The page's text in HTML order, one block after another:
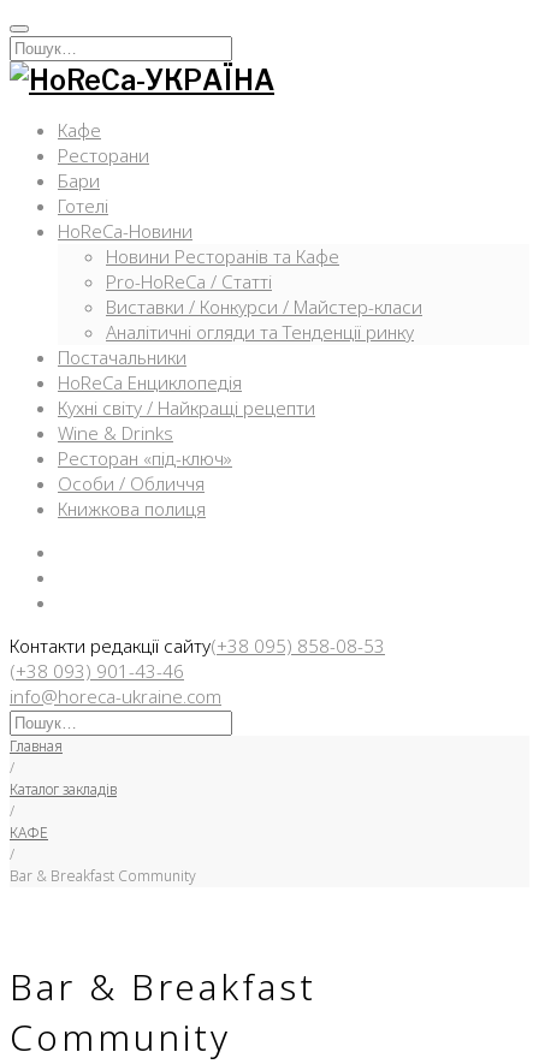
Перейти
к
содержимому
Искать:
Кафе
Ресторани
Бари
Готелі
HoReCa-Новини
Новини Ресторанів та Кафе
Pro-HoReCa / Статті
Виставки / Конкурси / Майстер-класи
Аналітичні огляди та Тенденції ринку
Постачальники
HoReCa Енциклопедія
Кухні світу / Найкращі рецепти
Wine & Drinks
Ресторан «під-ключ»
Особи / Обличчя
Книжкова полиця
Контакти редакції сайту(+38 095) 858-08-53
(+38 093) 901-43-46
info@horeca-ukraine.com
Искать:
Главная
/
Каталог закладів
/
КАФЕ
/
Bar & Breakfast Community
Bar & Breakfast
Community